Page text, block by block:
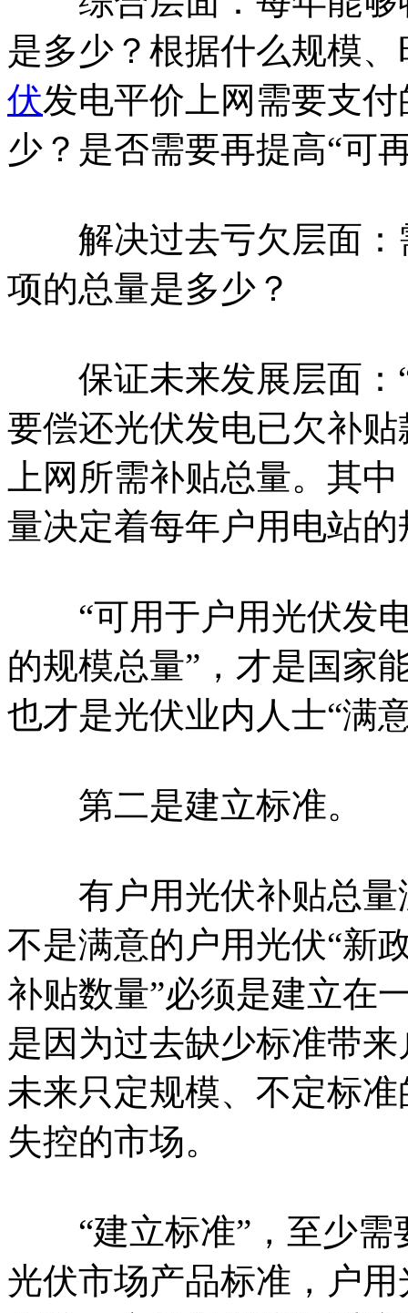
是多少？根据什么规模
伏发电平价上网需要支
少？是否需要再提高“可
解决过去亏欠层面：
项的总量是多少？
保证未来发展层面：“
要偿还光伏发电已欠补
上网所需补贴总量。其
量决定着每年户用电站
“可用于户用光伏发电
的规模总量”，才是国家
也才是光伏业内人士“满
第二是建立标准。
有户用光伏补贴总量
不是满意的户用光伏“新
补贴数量”必须是建立在
是因为过去缺少标准带
未来只定规模、不定标
失控的市场。
“建立标准”，至少需
光伏市场产品标准，户